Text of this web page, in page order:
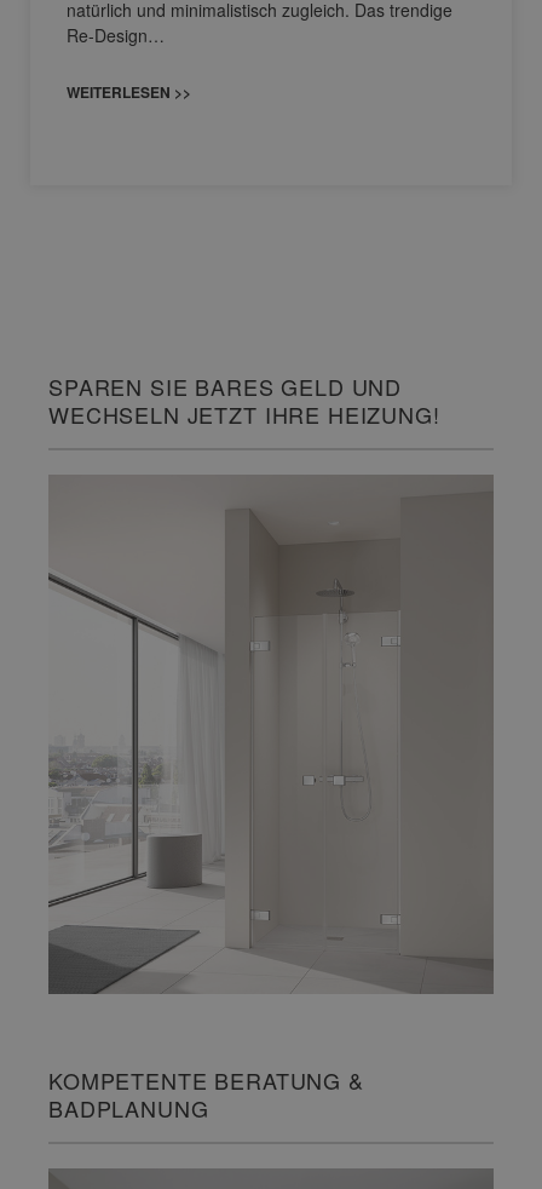
natürlich und minimalistisch zugleich. Das trendige
Re-Design…
WEITERLESEN >>
SPAREN SIE BARES GELD UND
WECHSELN JETZT IHRE HEIZUNG!
KOMPETENTE BERATUNG &
BADPLANUNG